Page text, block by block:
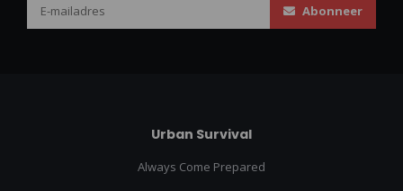
Abonneer
Urban Survival
Always Come Prepared